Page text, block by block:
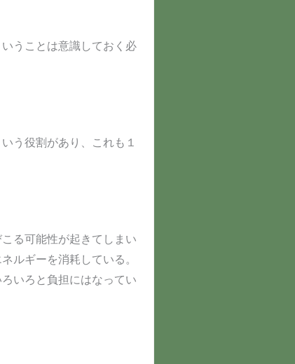
うことは意識しておく必
う役割があり、これも１
る可能性が起きてしまい
ルギーを消耗している。
いろと負担にはなってい